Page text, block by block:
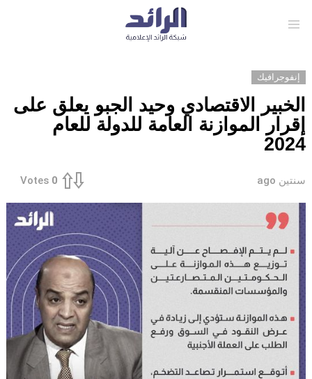
إنفوجرافيك
الخبير الاقتصادي وحيد الجبو يعلق على
إقرار الموازنة العامة للدولة للعام
2024
سنتين ago 0
Votes